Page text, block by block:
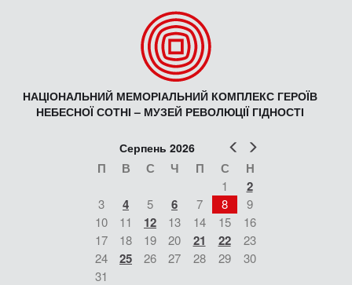
НАЦІОНАЛЬНИЙ МЕМОРІАЛЬНИЙ КОМПЛЕКС ГЕРОЇВ
НЕБЕСНОЇ СОТНІ – МУЗЕЙ РЕВОЛЮЦІЇ ГІДНОСТІ
Попер
Серпень 2026
П В С Ч П С Н
1 2
3 4 5 6 7 8
9
10
11 12 13 14 15
16
17
18 19 20 21 22
23
24
25 26 27 28 29
30
31